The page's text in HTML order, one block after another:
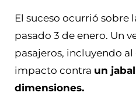
El suceso ocurrió sobre
pasado 3 de enero. Un
pasajeros, incluyendo
impacto contra un
dimensiones.